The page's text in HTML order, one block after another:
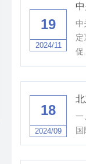
19
2024/11
中
定
促
18
2024/09
一